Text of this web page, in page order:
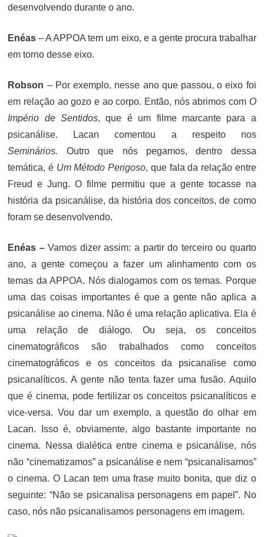
desenvolvendo durante o ano.
Enéas – A APPOA tem um eixo, e a gente procura trabalhar
em torno desse eixo.
Robson – Por exemplo, nesse ano que passou, o eixo foi
em relação ao gozo e ao corpo. Então, nós abrimos com O
Império de Sentidos, que é um filme marcante para a
psicanálise. Lacan comentou a respeito nos
Seminários. Outro que nós pegamos, dentro dessa
temática, é Um Método Perigoso, que fala da relação entre
Freud e Jung. O filme permitiu que a gente tocasse na
história da psicanálise, da história dos conceitos, de como
foram se desenvolvendo.
Enéas –Vamos dizer assim: a partir do terceiro ou quarto
ano, a gente começou a fazer um alinhamento com os
temas da APPOA. Nós dialogamos com os temas. Porque
uma das coisas importantes é que a gente não aplica a
psicanálise ao cinema. Não é uma relação aplicativa. Ela é
uma relação de diálogo. Ou seja, os conceitos
cinematográficos são trabalhados como conceitos
cinematográficos e os conceitos da psicanalise como
psicanalíticos. A gente não tenta fazer uma fusão. Aquilo
que é cinema, pode fertilizar os conceitos psicanalíticos e
vice-versa. Vou dar um exemplo, a questão do olhar em
Lacan. Isso é, obviamente, algo bastante importante no
cinema. Nessa dialética entre cinema e psicanálise, nós
não “cinematizamos” a psicanálise e nem “psicanalisamos”
o cinema. O Lacan tem uma frase muito bonita, que diz o
seguinte: “Não se psicanalisa personagens em papel”. No
caso, nós não psicanalisamos personagens em imagem.